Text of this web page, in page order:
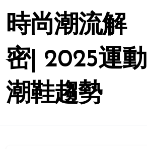
時尚潮流解
密| 2025運動
潮鞋趨勢